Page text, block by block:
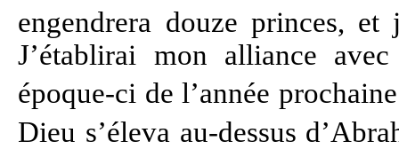
engendrera douze princes,
J’établirai mon alliance
époque-ci de l’année
Dieu s’éleva au-dessus